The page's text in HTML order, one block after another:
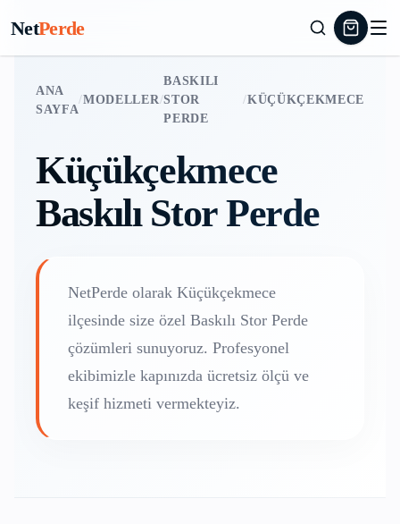
NetPerde
ANA
SAYFA
/MODELLER/
BASKILI
STOR
PERDE
/KÜÇÜKÇEKMECE
Küçükçekmece
Baskılı Stor Perde
NetPerde olarak Küçükçekmece
ilçesinde size özel Baskılı Stor Perde
çözümleri sunuyoruz. Profesyonel
ekibimizle kapınızda ücretsiz ölçü ve
keşif hizmeti vermekteyiz.